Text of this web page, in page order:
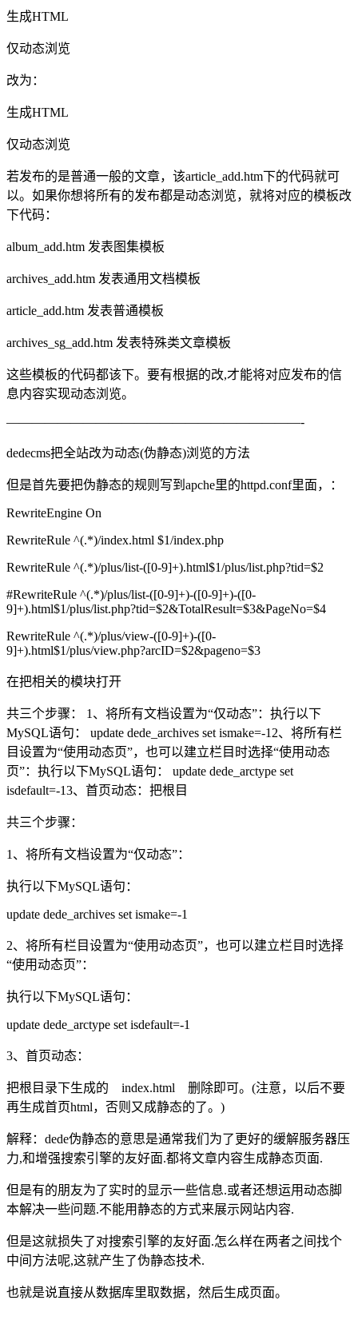
生成HTML
仅动态浏览
改为：
生成HTML
仅动态浏览
若发布的是普通一般的文章，该article_add.htm下的代码就可
以。如果你想将所有的发布都是动态浏览，就将对应的模板改
下代码：
album_add.htm 发表图集模板
archives_add.htm 发表通用文档模板
article_add.htm 发表普通模板
archives_sg_add.htm 发表特殊类文章模板
这些模板的代码都该下。要有根据的改,才能将对应发布的信
息内容实现动态浏览。
———————————————————————-
dedecms把全站改为动态(伪静态)浏览的方法
但是首先要把伪静态的规则写到apche里的httpd.conf里面，：
RewriteEngine On
RewriteRule ^(.*)/index.html $1/index.php
RewriteRule ^(.*)/plus/list-([0-9]+).html$1/plus/list.php?tid=$2
#RewriteRule ^(.*)/plus/list-([0-9]+)-([0-9]+)-([0-
9]+).html$1/plus/list.php?tid=$2&TotalResult=$3&PageNo=$4
RewriteRule ^(.*)/plus/view-([0-9]+)-([0-
9]+).html$1/plus/view.php?arcID=$2&pageno=$3
在把相关的模块打开
共三个步骤： 1、将所有文档设置为“仅动态”：执行以下
MySQL语句： update dede_archives set ismake=-12、将所有栏
目设置为“使用动态页”，也可以建立栏目时选择“使用动态
页”：执行以下MySQL语句： update dede_arctype set
isdefault=-13、首页动态：把根目
共三个步骤：
1、将所有文档设置为“仅动态”：
执行以下MySQL语句：
update dede_archives set ismake=-1
2、将所有栏目设置为“使用动态页”，也可以建立栏目时选择
“使用动态页”：
执行以下MySQL语句：
update dede_arctype set isdefault=-1
3、首页动态：
把根目录下生成的 index.html 删除即可。(注意，以后不要
再生成首页html，否则又成静态的了。)
解释：dede伪静态的意思是通常我们为了更好的缓解服务器压
力,和增强搜索引擎的友好面.都将文章内容生成静态页面.
但是有的朋友为了实时的显示一些信息.或者还想运用动态脚
本解决一些问题.不能用静态的方式来展示网站内容.
但是这就损失了对搜索引擎的友好面.怎么样在两者之间找个
中间方法呢,这就产生了伪静态技术.
也就是说直接从数据库里取数据，然后生成页面。